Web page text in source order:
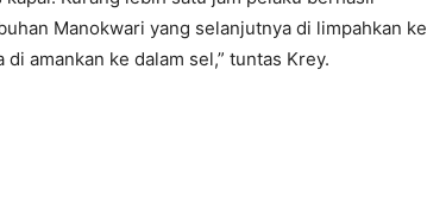
Manokwari yang selanjutnya di limpahkan ke
amankan ke dalam sel,” tuntas Krey.